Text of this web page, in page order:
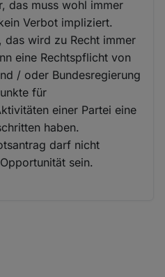
das muss wohl immer
Verbot impliziert.
das wird zu Recht immer
eine Rechtspflicht von
/ oder Bundesregierung
für
einer Partei eine
haben.
darf nicht
sein.